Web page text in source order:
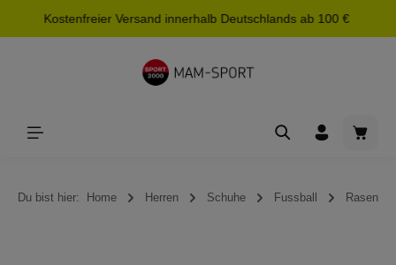
springen
Kostenfreier Versand innerhalb Deutschlands ab 100 €
Du bist hier: Home Herren Schuhe Fussball Rasen